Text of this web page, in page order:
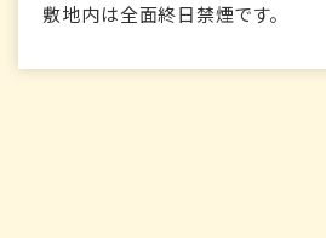
敷地内は全面終日禁煙です。